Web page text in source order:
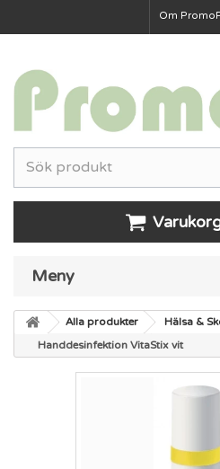
Om
Meny
Alla produkter Hälsa &
Handdesinfektion VitaStix vit